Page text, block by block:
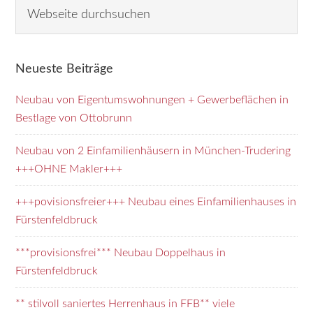
Seitenspalte
durchsuchen
Neueste Beiträge
Neubau von Eigentumswohnungen + Gewerbeflächen in
Bestlage von Ottobrunn
Neubau von 2 Einfamilienhäusern in München-Trudering
+++OHNE Makler+++
+++povisionsfreier+++ Neubau eines Einfamilienhauses in
Fürstenfeldbruck
***provisionsfrei*** Neubau Doppelhaus in
Fürstenfeldbruck
** stilvoll saniertes Herrenhaus in FFB** viele